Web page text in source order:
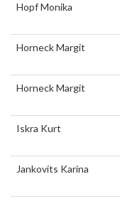
Hopf Monika
Horneck Margit
Horneck Margit
Iskra Kurt
Jankovits Karina